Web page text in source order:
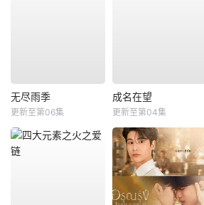
无尽雨季
更新至第06集
成名在望
更新至第04集